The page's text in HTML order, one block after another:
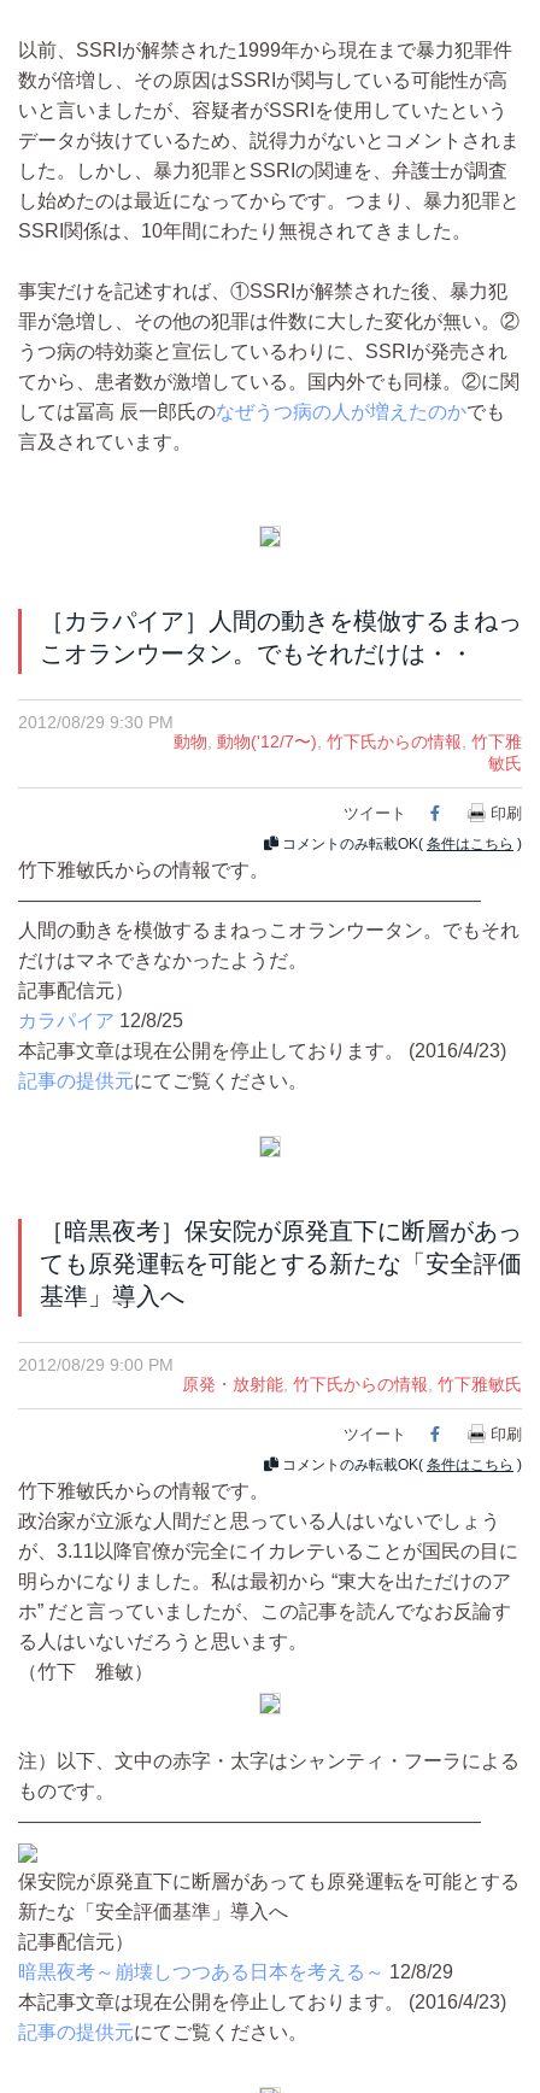
以前、SSRIが解禁された1999年から現在まで暴力犯罪件
数­が倍増し、その原因はSSRIが関与している可能性が高
いと言い­ましたが、容疑者がSSRIを使用していたという
データが抜けて­いるため、説得力がないとコメントされま
した。しかし、暴力犯罪­とSSRIの関連を、弁護士が調査
し始めたのは最近になってから­です。つまり、暴力犯罪と
SSRI関係は、10年間にわたり無視­されてきました。
事実だけを記述すれば、①SSRIが解禁された後、暴力犯
罪が急­増し、その他の犯罪は件数に大した変化が無い。②
うつ病の特効薬­と宣伝しているわりに、SSRIが発売され
てから、患者数が激増­している。国内外でも同様。②に関
しては冨高 辰一郎氏のなぜうつ病の人が増えたのかでも
言及されています。
［カラパイア］人間の動きを模倣するまねっ
こオランウータン。でもそれだけは・・
2012/08/29 9:30 PM
動物, 動物('12/7〜), 竹下氏からの情報, 竹下雅
敏氏
ツイート Facebook
印刷
コメントのみ転載OK( 条件はこちら )
竹下雅敏氏からの情報です。
————————————————————————
人間の動きを模倣するまねっこオランウータン。でもそれ
だけはマネできなかったようだ。
記事配信元）
カラパイア 12/8/25
本記事文章は現在公開を停止しております。 (2016/4/23)
記事の提供元にてご覧ください。
［暗黒夜考］保安院が原発直下に断層があっ
ても原発運転を可能とする新たな「安全評価
基準」導入へ
2012/08/29 9:00 PM
原発・放射能 竹下氏からの情報 竹下雅敏氏
ツイート Facebook
印刷
コメントのみ転載OK( 条件はこちら )
竹下雅敏氏からの情報です。
政治家が立派な人間だと思っている人はいないでしょう
が、3.11以降官僚が完全にイカレテいることが国民の目に
明らかになりました。私は最初から “東大を出ただけのア
ホ” だと言っていましたが、この記事を読んでなお反論す
る人はいないだろうと思います。
（竹下 雅敏）
注）以下、文中の赤字・太字はシャンティ・フーラによる
ものです。
————————————————————————
保安院が原発直下に断層があっても原発運転を可能とする
新たな「安全評価基準」導入へ
記事配信元）
暗黒夜考～崩壊しつつある日本を考える～ 12/8/29
本記事文章は現在公開を停止しております。 (2016/4/23)
記事の提供元にてご覧ください。